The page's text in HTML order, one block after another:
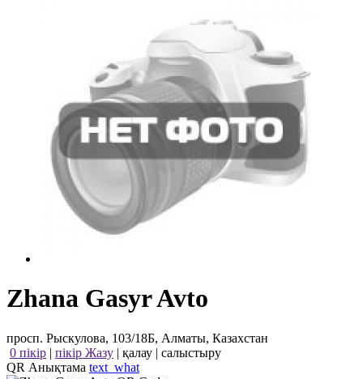
Zhana Gasyr Avto
просп. Рыскулова, 103/18Б, Алматы, Казахстан
0 пікір | пікір Жазу | қалау | салыстыру
QR Анықтама text_what